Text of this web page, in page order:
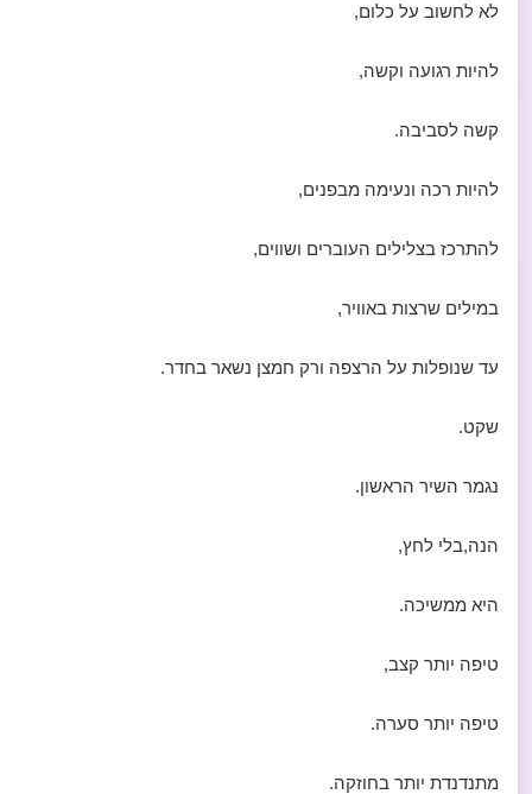
לא לחשוב על כלום,
להיות רגועה וקשה,
קשה לסביבה.
להיות רכה ונעימה מבפנים,
להתרכז בצלילים העוברים ושווים,
במילים שרצות באוויר,
עד שנופלות על הרצפה ורק חמצן נשאר בחדר.
שקט.
נגמר השיר הראשון.
הנה,בלי לחץ,
היא ממשיכה.
טיפה יותר קצב,
טיפה יותר סערה.
מתנדנדת יותר בחוזקה.